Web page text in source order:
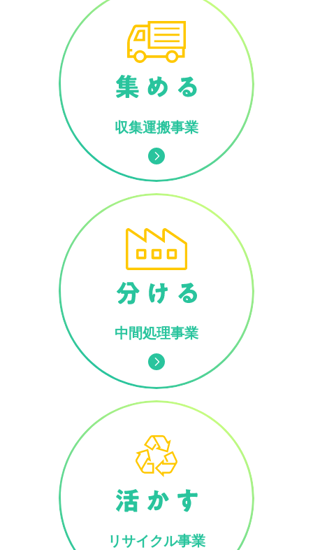
収集運搬事業
中間処理事業
リサイクル事業